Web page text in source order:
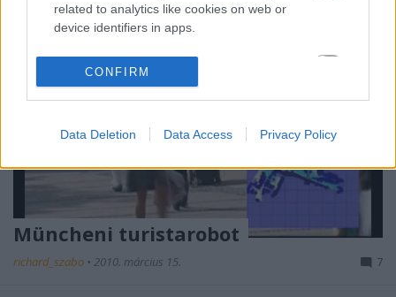
related to analytics like cookies on web or
device identifiers in apps.
related to functionality of the website or app.
related to personalization.
I want to allow Google to enable storage
related to security, including authentication
functionality and fraud prevention, and other
user protection.
CONFIRM
Data Deletion Data Access Privacy Policy
Müncheni turistarobot
richard_szabo • 2010. március 15. 7